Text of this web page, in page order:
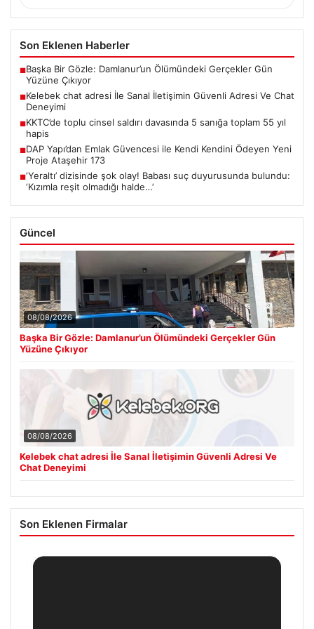
Son Eklenen Haberler
■Başka Bir Gözle: Damlanur’un Ölümündeki Gerçekler Gün
Yüzüne Çıkıyor
■Kelebek chat adresi İle Sanal İletişimin Güvenli Adresi Ve Chat
Deneyimi
■KKTC’de toplu cinsel saldırı davasında 5 sanığa toplam 55 yıl
hapis
■DAP Yapı’dan Emlak Güvencesi ile Kendi Kendini Ödeyen Yeni
Proje Ataşehir 173
■‘Yeraltı’ dizisinde şok olay! Babası suç duyurusunda bulundu:
‘Kızımla reşit olmadığı halde…’
Güncel
08/08/2026
Başka Bir Gözle: Damlanur’un Ölümündeki Gerçekler Gün
Yüzüne Çıkıyor
08/08/2026
Kelebek chat adresi İle Sanal İletişimin Güvenli Adresi Ve
Chat Deneyimi
Son Eklenen Firmalar